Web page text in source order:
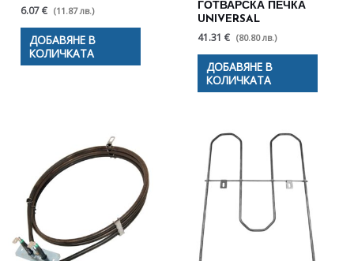
6.07 € (11.87 лв.)
ДОБАВЯНЕ В
КОЛИЧКАТА
ГОТВАРСКА ПЕЧКА
UNIVERSAL
41.31 € (80.80 лв.)
ДОБАВЯНЕ В
КОЛИЧКАТА